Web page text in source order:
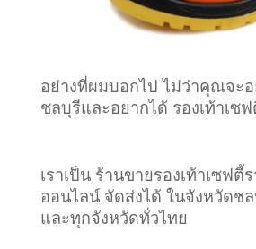
อย่างที่ผมบอกไป ไม่ว่าคุณจะ
ชลบุรีและอยากได้ รองเท้าเซฟ
เราเป็น ร้านขายรองเท้าเซฟตี้
ออนไลน์ จัดส่งได้ ในจังหวัดช
และทุกจังหวัดทั่วไทย